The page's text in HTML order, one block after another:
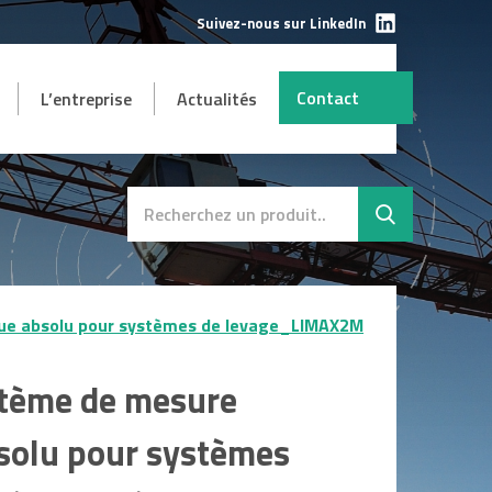
et
AUTRES
Destockage
SAV
L’entreprise Actualités Contact
Suivez-nous sur LinkedIn
absolu pour systèmes de levage_LIMAX2M
de mesure
pour systèmes